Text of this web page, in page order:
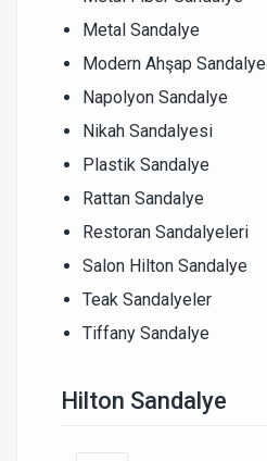
Metal Sandalye
Modern Ahşap Sandalye
Napolyon Sandalye
Nikah Sandalyesi
Plastik Sandalye
Rattan Sandalye
Restoran Sandalyeleri
Salon Hilton Sandalye
Teak Sandalyeler
Tiffany Sandalye
Hilton Sandalye